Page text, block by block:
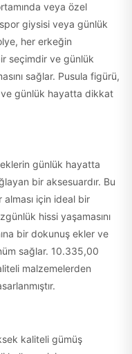
veya özel
giysisi veya günlük
her erkeğin
seçimdir ve günlük
sağlar. Pusula figürü,
ve günlük hayatta dikkat
günlük hayatta
bir aksesuardır. Bu
için ideal bir
hissi yaşamasını
bir dokunuş ekler ve
sağlar. 10.335,00
malzemelerden
kaliteli gümüş